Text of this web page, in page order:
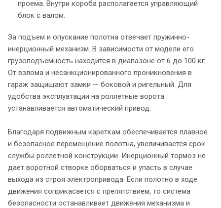
проема. Внутри короба располагается управляющий
блок с валом.
За подъем и опускание полотна отвечает пружинно-
инерционный механизм. В зависимости от модели его
грузоподъемность находится в диапазоне от 6 до 100 кг.
От взлома и несанкционированного проникновения в
гараж защищают замки — боковой и ригельный. Для
удобства эксплуатации на роллетные ворота
устанавливается автоматический привод.
Благодаря подвижным кареткам обеспечивается плавное
и безопасное перемещение полотна, увеличивается срок
службы роллетной конструкции. Инерционный тормоз не
дает воротной створке оборваться и упасть в случае
выхода из строя электропривода. Если полотно в ходе
движения соприкасается с препятствием, то система
безопасности останавливает движения механизма и